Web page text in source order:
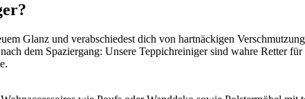
Glanz und verabschiedest dich von hartnäckigen
dem Spaziergang: Unsere Teppichreiniger sind wahre Retter